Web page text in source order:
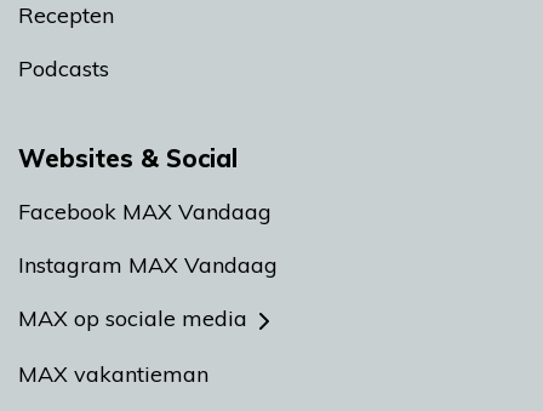
Recepten
Podcasts
Websites & Social
Facebook MAX Vandaag
Instagram MAX Vandaag
MAX op sociale media
MAX vakantieman